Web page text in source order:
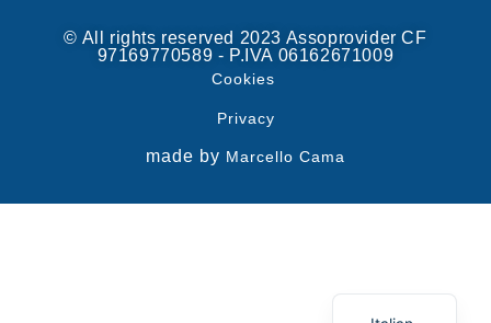
© All rights reserved 2023 Assoprovider CF
97169770589 - P.IVA 06162671009
Cookies
Privacy
made by Marcello Cama